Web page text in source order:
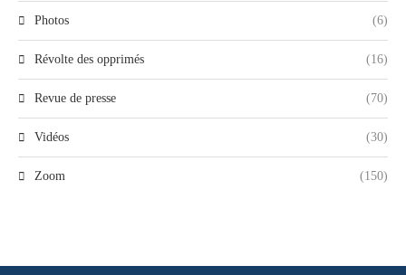
Photos (6)
Révolte des opprimés (16)
Revue de presse (70)
Vidéos (30)
Zoom (150)